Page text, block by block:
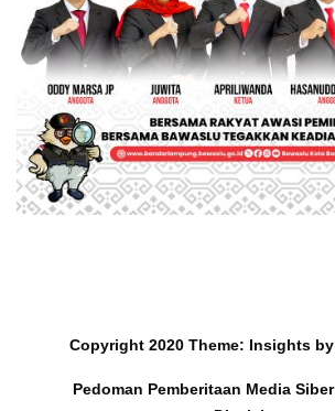
Copyright 2020 Theme: Insightsby
Pedoman Pemberitaan Media Siber